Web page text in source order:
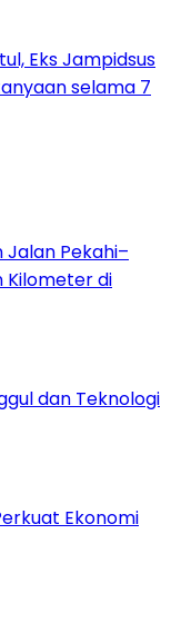
Eks Jampidsus
selama 7
Pekahi–
Kilometer di
dan Teknologi
Ekonomi